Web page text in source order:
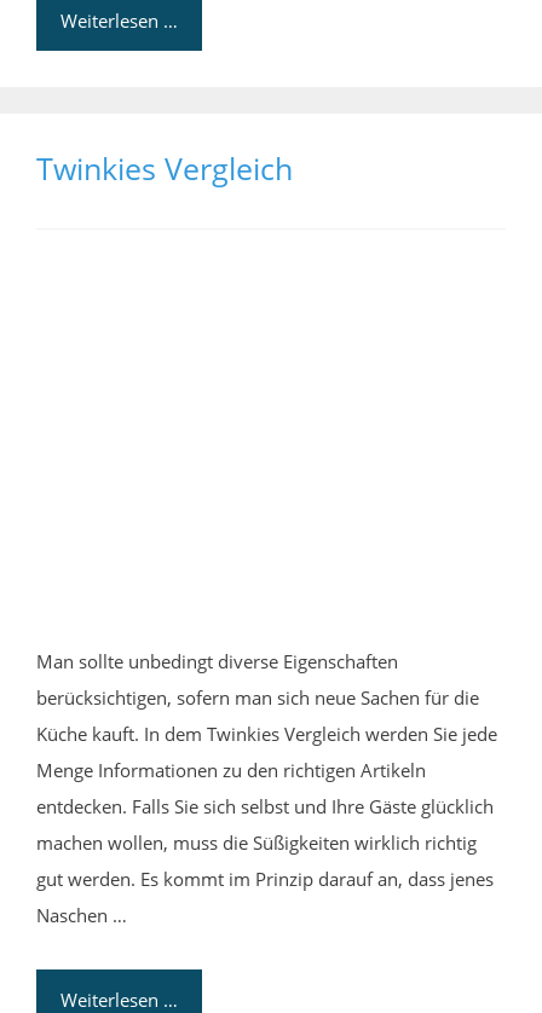
Weiterlesen …
Twinkies Vergleich
Man sollte unbedingt diverse Eigenschaften
berücksichtigen, sofern man sich neue Sachen für die
Küche kauft. In dem Twinkies Vergleich werden Sie jede
Menge Informationen zu den richtigen Artikeln
entdecken. Falls Sie sich selbst und Ihre Gäste glücklich
machen wollen, muss die Süßigkeiten wirklich richtig
gut werden. Es kommt im Prinzip darauf an, dass jenes
Naschen …
Weiterlesen …